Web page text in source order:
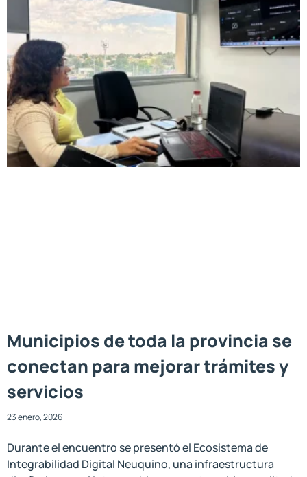
Municipios de toda la provincia se
conectan para mejorar trámites y
servicios
23 enero, 2026
Durante el encuentro se presentó el Ecosistema de
Integrabilidad Digital Neuquino, una infraestructura